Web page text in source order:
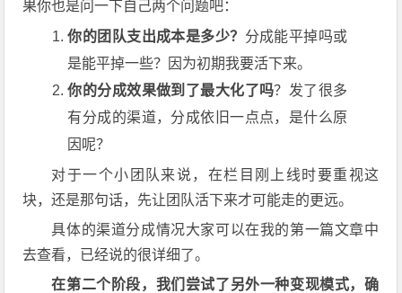
果你也是问一下自己两个问题吧：
你的团队支出成本是多少？ 分成能平掉吗或
是能平掉一些？因为初期我要活下来。
你的分成效果做到了最大化了吗？发了很多
有分成的渠道，分成依旧一点点，是什么原
因呢？
对于一个小团队来说，在栏目刚上线时要重视这
块，还是那句话，先让团队活下来才可能走的更远。
具体的渠道分成情况大家可以在我的第一篇文章中
去查看，已经说的很详细了。
在第二个阶段，我们尝试了另外一种变现模式，确